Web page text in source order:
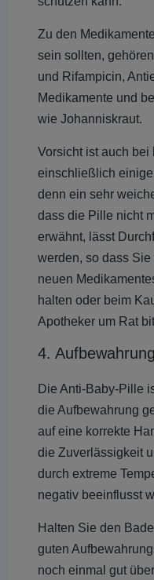
Zu den
sein sollten,
und Rifampicin,
Medikamente und
wie Johanniskraut.
Vorsicht ist auch bei
einschließlich
denn ein sehr
dass die Pille nicht
erwähnt, lässt
werden, so dass
neuen
halten oder beim
Apotheker um Rat
4. Aufbewahrung
Die Anti-Baby-Pille
die Aufbewahrung
auf eine korrekte
die Zuverlässigkeit
durch extreme
negativ beeinflusst
Halten Sie den
guten
noch einmal gut